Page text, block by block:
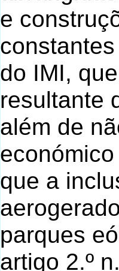
e
do IMI,
resultante
além de
que a
parques
artigo 2.º